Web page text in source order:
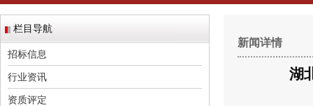
栏目导航
招标信息
行业资讯
资质评定
新闻详情
湖